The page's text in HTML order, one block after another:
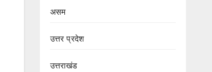
असम
उत्तर प्रदेश
उत्तराखंड